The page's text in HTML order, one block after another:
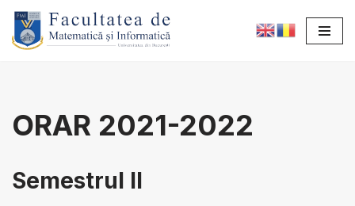
Sari
ORAR 2021-2022
Semestrul II